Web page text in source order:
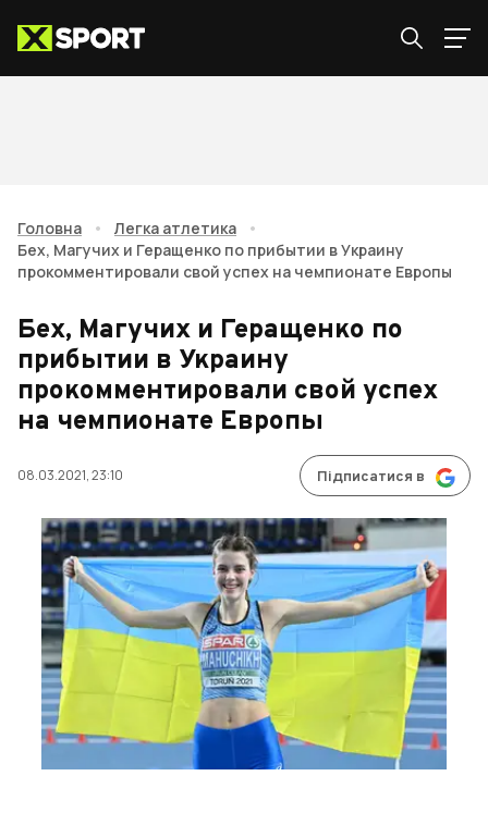
Головна • Легка атлетика
•
Бех, Магучих и Геращенко по прибытии в Украину
прокомментировали свой успех на чемпионате Европы
Бех, Магучих и Геращенко по
прибытии в Украину
прокомментировали свой успех
на чемпионате Европы
08.03.2021, 23:10 Підписатися в